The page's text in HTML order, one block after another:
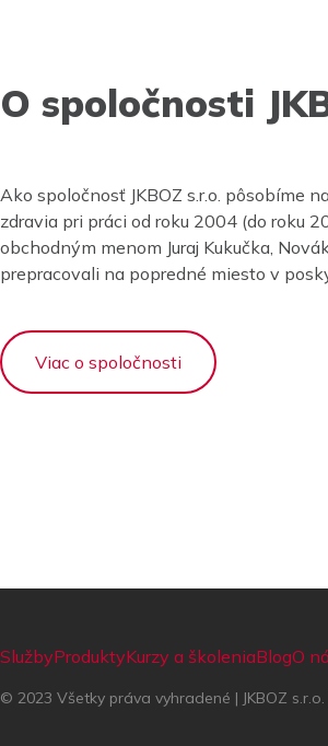
O spoločnosti
Ako spoločnosť JKBOZ s.r.o. pôsobíme
zdravia pri práci od roku 2004 (do roku
obchodným menom Juraj Kukučka,
prepracovali na popredné miesto v
Viac o spoločnosti
SlužbyProduktyKurzy a školeniaBlogO
© 2023 Všetky práva vyhradené | JKBOZ s.r.o.